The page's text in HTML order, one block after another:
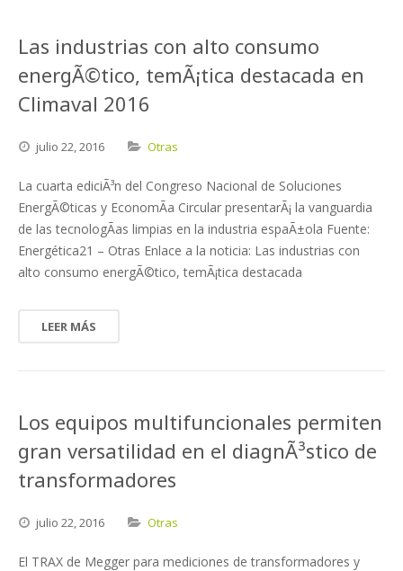
Las industrias con alto consumo
energÃ©tico, temÃ¡tica destacada en
Climaval 2016
julio 22,2016 Otras
La cuarta ediciÃ³n del Congreso Nacional de Soluciones
EnergÃ©ticas y EconomÃ­a Circular presentarÃ¡ la vanguardia
de las tecnologÃ­as limpias en la industria espaÃ±ola Fuente:
Energética21 – Otras Enlace a la noticia: Las industrias con
alto consumo energÃ©tico, temÃ¡tica destacada
LEER MÁS
Los equipos multifuncionales permiten
gran versatilidad en el diagnÃ³stico de
transformadores
julio 22,2016 Otras
El TRAX de Megger para mediciones de transformadores y